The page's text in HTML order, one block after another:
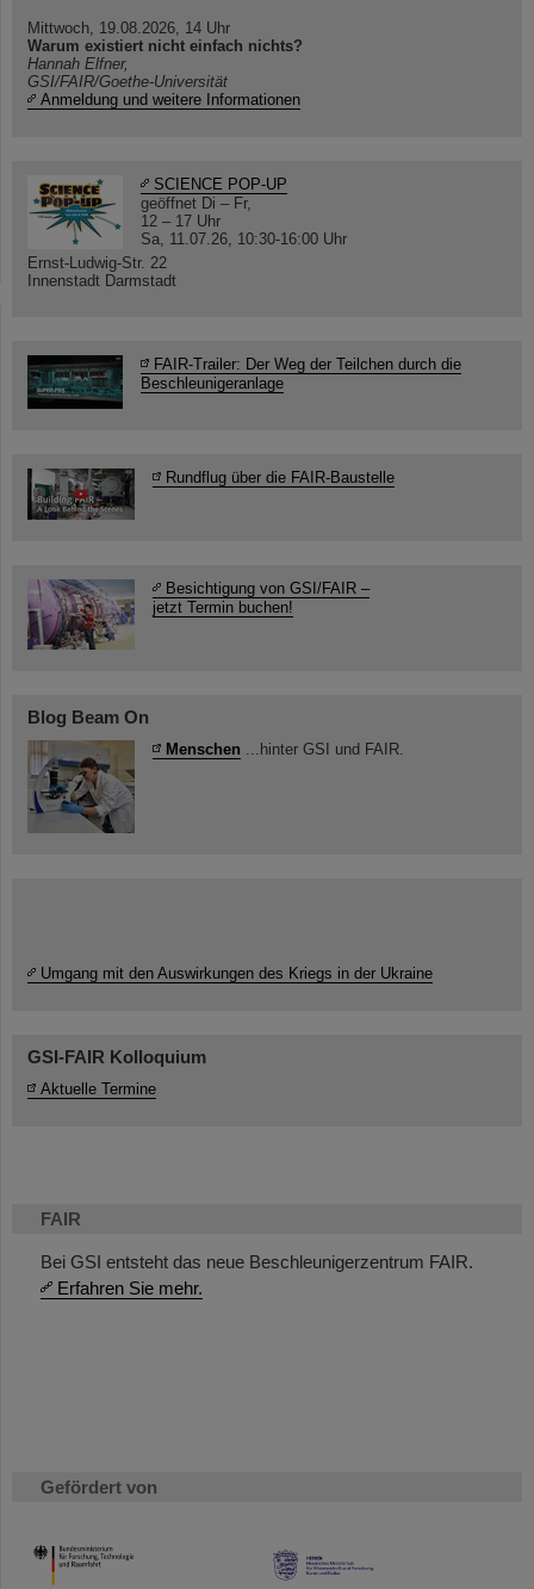
FAIR
Bei GSI entsteht das neue Beschleunigerzentrum FAIR.
Erfahren Sie mehr.
Gefördert von
HMWK
Mittwoch, 19.08.2026, 14 Uhr
Warum existiert nicht einfach nichts?
Hannah Elfner,
GSI/FAIR/Goethe-Universität
Anmeldung und weitere Informationen
SCIENCE POP-UP
geöffnet Di – Fr,
12 – 17 Uhr
Sa, 11.07.26, 10:30-16:00 Uhr
Ernst-Ludwig-Str. 22
Innenstadt Darmstadt
FAIR-Trailer: Der Weg der Teilchen durch die
Beschleunigeranlage
Rundflug über die FAIR-Baustelle
Besichtigung von GSI/FAIR –
jetzt Termin buchen!
Blog Beam On
Menschen ...hinter GSI und FAIR.
Umgang mit den Auswirkungen des Kriegs in der Ukraine
GSI-FAIR Kolloquium
Aktuelle Termine